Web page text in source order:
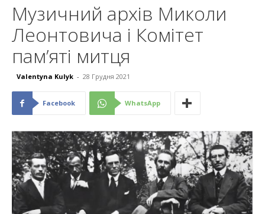
Музичний архів Миколи
Леонтовича і Комітет
пам’яті митця
Valentyna Kulyk - 28 Грудня 2021
Facebook WhatsApp